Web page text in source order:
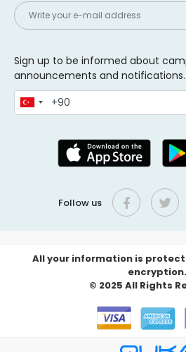
Sign up to be informed about
announcements and notifications.
Follow us
All your information is
encryption.
© 2025 All Rights